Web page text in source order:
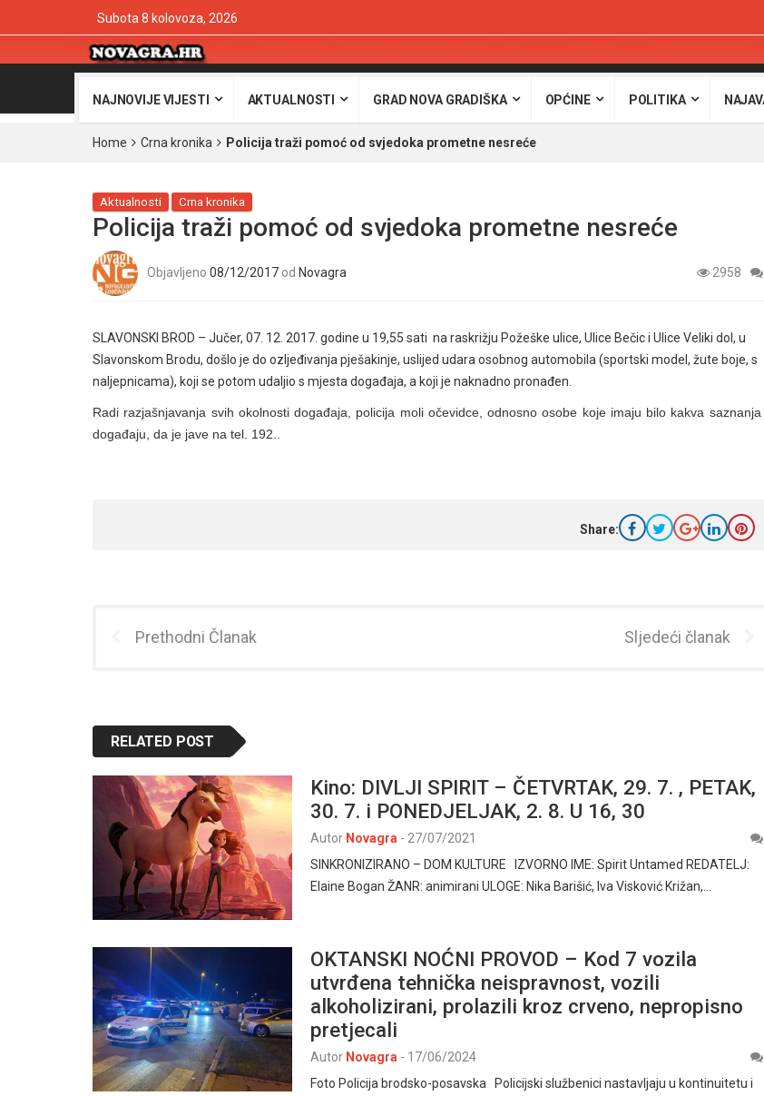
Subota 8 kolovoza, 2026
NAJNOVIJE VIJESTI AKTUALNOSTI GRAD NOVA GRADIŠKA OPĆINE POLITIKA
Home Crna kronika Policija traži pomoć od svjedoka prometne nesreće
Aktualnosti Crna kronika
Policija traži pomoć od svjedoka prometne nesreće
Objavljeno 08/12/2017 od Novagra 2958
SLAVONSKI BROD – Jučer, 07. 12. 2017. godine u 19,55 sati na raskrižju Požeške ulice, Ulice Bečic i Ulice Veliki dol, u
Slavonskom Brodu, došlo je do ozljeđivanja pješakinje, uslijed udara osobnog automobila (sportski model, žute boje, s
naljepnicama), koji se potom udaljio s mjesta događaja, a koji je naknadno pronađen.
Radi razjašnjavanja svih okolnosti događaja, policija moli očevidce, odnosno osobe koje imaju bilo kakva
događaju, da je jave na tel. 192..
Share:
Prethodni Članak Sljedeći članak
RELATED POST
Kino: DIVLJI SPIRIT – ČETVRTAK, 29. 7. , PETAK,
30. 7. i PONEDJELJAK, 2. 8. U 16, 30
Autor Novagra - 27/07/2021
SINKRONIZIRANO – DOM KULTURE IZVORNO IME: Spirit Untamed REDATELJ:
Elaine Bogan ŽANR: animirani ULOGE: Nika Barišić, Iva Visković Križan,…
OKTANSKI NOĆNI PROVOD – Kod 7 vozila
utvrđena tehnička neispravnost, vozili
alkoholizirani, prolazili kroz crveno, nepropisno
pretjecali
Autor Novagra - 17/06/2024
Foto Policija brodsko-posavska Policijski službenici nastavljaju u kontinuitetu i